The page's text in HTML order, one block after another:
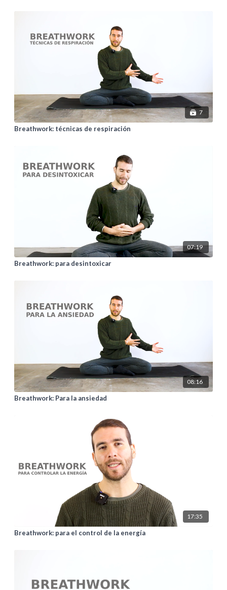
7
Breathwork: técnicas de respiración
07:19
Breathwork: para desintoxicar
08:16
Breathwork: Para la ansiedad
17:35
Breathwork: para el control de la energía